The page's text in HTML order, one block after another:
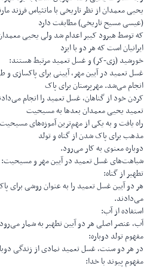
یحیی معمدان از نظر تاریخی با ماتثیاس فرزند
(عیسی مسیح تاریخی) مطابقت دارد
که توسط هیرود کبیر اعدام شد ولی یحیی
ایرانیان است که هر دو با ایزد
خورشید (زی-کر) و غسل تعمید مرتبط هستند:
غسل تعمید در آیین مهر، آیینی برای پاکسازی
انجام می‌شد. مهرپرستان برای پاک
کردن خود از گناهان، غسل تعمید را انجام
تعمید یحیی معمدان بعدها به مسیحیت
راه یافت و به یکی از مهم‌ترین آموزه‌های
مذهب برای پاک شدن از گناه و تولد
دوباره معنوی به کار می‌رود.
شباهت‌های غسل تعمید در آیین مهر و مسیحیت:
تطهیر از گناه:
هر دو آیین غسل تعمید را به عنوان روشی برای
می‌دادند.
استفاده از آب:
آب، عنصر اصلی هر دو آیین تطهیر به شمار
مفهوم تولد دوباره:
در هر دو سنت، غسل تعمید نمادی از زندگی
مفهوم پیوند با خدا: